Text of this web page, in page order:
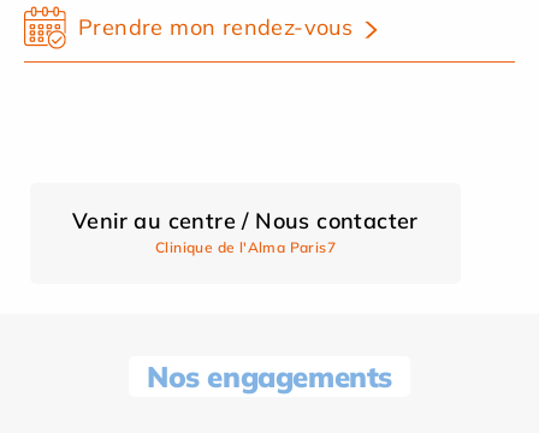
Prendre mon rendez-vous
Venir au centre / Nous contacter
Clinique de l'Alma Paris7
Nos engagements